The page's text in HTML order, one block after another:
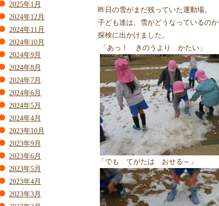
2025年1月
2024年12月
2024年11月
2024年10月
2024年9月
2024年8月
2024年7月
2024年6月
2024年5月
2024年4月
2023年10月
2023年9月
2023年6月
2023年5月
2023年4月
2023年3月
昨日の雪がまだ残っていた運動場。
子ども達は、雪がどうなっているのか
探検に出かけました。
「あっ！ きのうより かたい」
「でも てがたは おせる～」